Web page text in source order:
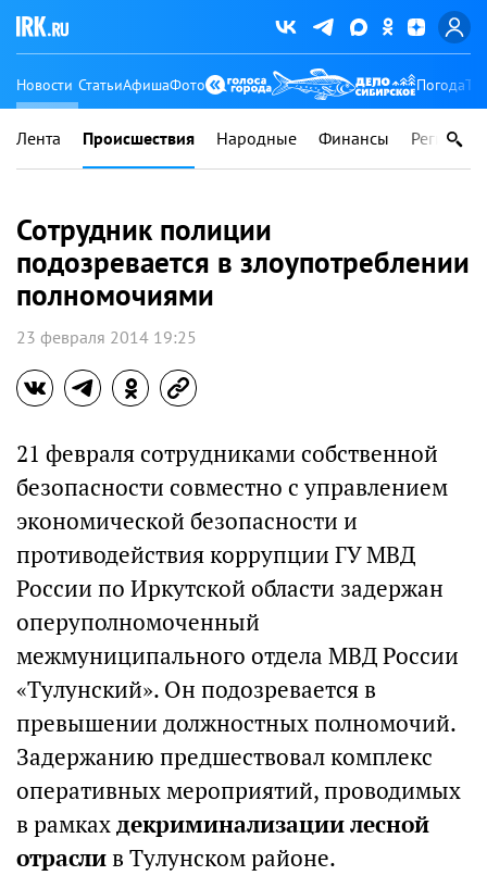
Новости СтатьиАфишаФото Погода
Лента Происшествия Народные Финансы Регионы
Сотрудник полиции
подозревается в злоупотреблении
полномочиями
23 февраля 2014 19:25
21 февраля сотрудниками собственной
безопасности совместно с управлением
экономической безопасности и
противодействия коррупции ГУ МВД
России по Иркутской области задержан
оперуполномоченный
межмуниципального отдела МВД России
«Тулунский». Он подозревается в
превышении должностных полномочий.
Задержанию предшествовал комплекс
оперативных мероприятий, проводимых
в рамкахдекриминализации лесной
отраслив Тулунском районе.